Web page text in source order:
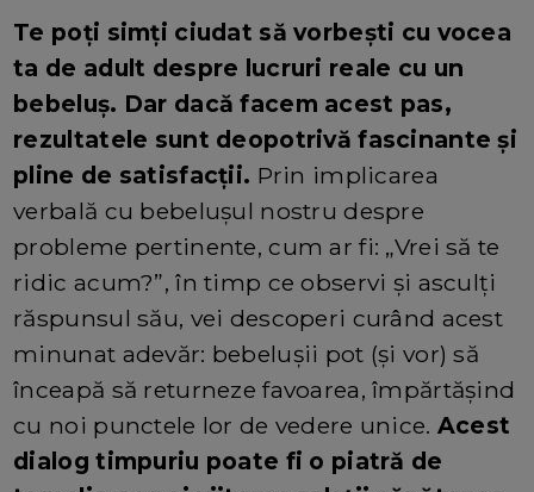
Te poți simți ciudat să vorbești cu vocea
ta de adult despre lucruri reale cu un
bebeluș. Dar dacă facem acest pas,
rezultatele sunt deopotrivă fascinante și
pline de satisfacții. Prin implicarea
verbală cu bebelușul nostru despre
probleme pertinente, cum ar fi: „Vrei să te
ridic acum?”, în timp ce observi și asculți
răspunsul său, vei descoperi curând acest
minunat adevăr: bebelușii pot (și vor) să
înceapă să returneze favoarea, împărtășind
cu noi punctele lor de vedere unice. Acest
dialog timpuriu poate fi o piatră de